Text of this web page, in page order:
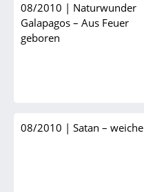
08/2010 | Naturwunder
Galapagos – Aus Feuer
geboren
08/2010 | Satan – weiche